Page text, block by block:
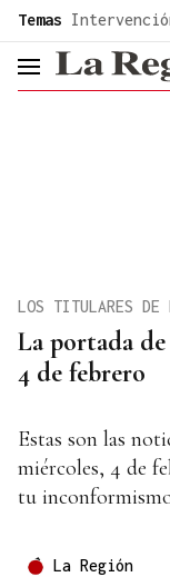
common.go-to-content
Temas
header.menu.open
La portada
4 de febrero
LOS TITULARES DE
Estas son las
miércoles, 4 de
tu
La Región